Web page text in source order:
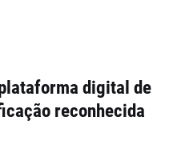
digital de
reconhecida